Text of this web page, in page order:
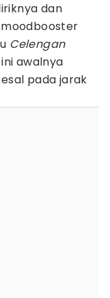
dan
Celengan
awalnya
pada jarak